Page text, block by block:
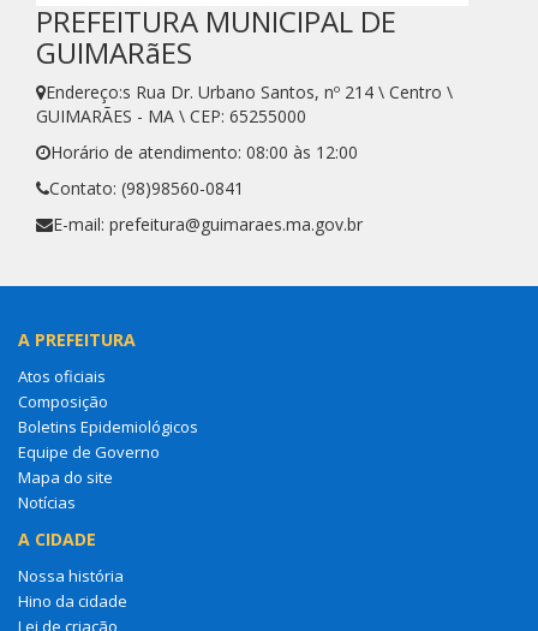
PREFEITURA MUNICIPAL DE
GUIMARãES
Endereço:s Rua Dr. Urbano Santos, nº 214 \ Centro \
GUIMARÃES - MA \ CEP: 65255000
Horário de atendimento: 08:00 às 12:00
Contato: (98)98560-0841
E-mail: prefeitura@guimaraes.ma.gov.br
A PREFEITURA
Atos oficiais
Composição
Boletins Epidemiológicos
Equipe de Governo
Mapa do site
Notícias
A CIDADE
Nossa história
Hino da cidade
Lei de criação